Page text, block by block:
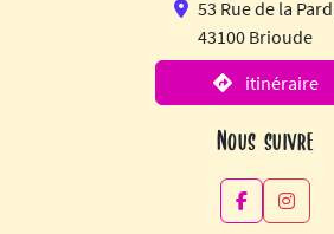
53 Rue de la
43100 Brioude
itinéraire
Nous suivre